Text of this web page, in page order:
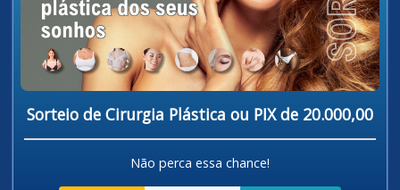
Sorteio de Cirurgia Plástica ou PIX de 20.000,00
Não perca essa chance!